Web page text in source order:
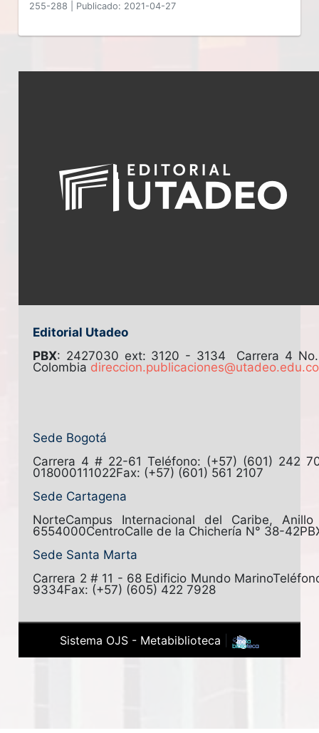
255-288 Publicado: 2021-04-27
Editorial Utadeo
PBX: 2427030 ext: 3120 - 3134 Carrera 4
Colombia direccion.publicaciones@utadeo.edu.co
Sede Bogotá
Carrera 4 # 22-61Teléfono: (+57) (601) 242
018000111022Fax: (+57) (601) 561 2107
Sede Cartagena
NorteCampus Internacional del Caribe,
6554000CentroCalle de la Chichería N° 38-42
Sede Santa Marta
Carrera 2 # 11 - 68 Edificio Mundo Marino
9334Fax: (+57) (605) 422 7928
Sistema OJS - Metabiblioteca